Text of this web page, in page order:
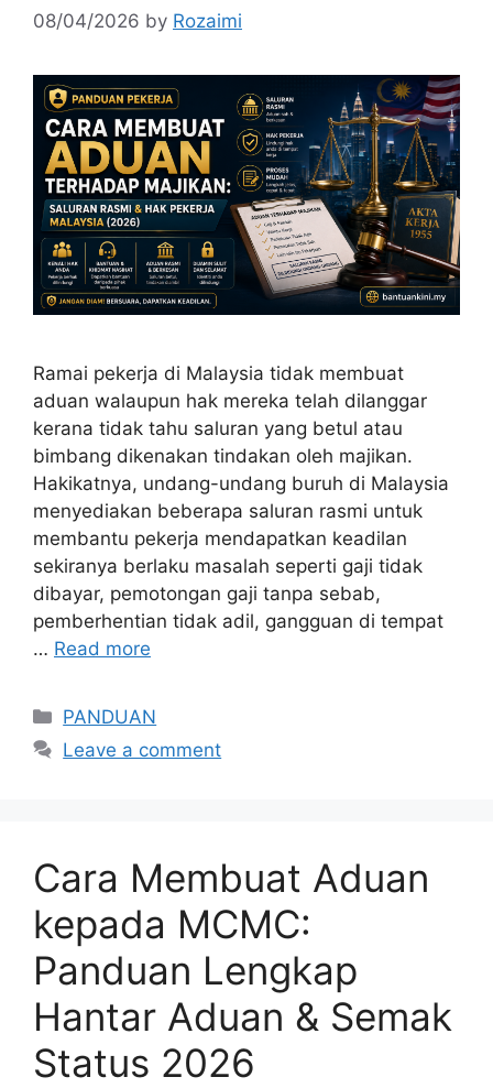
08/04/2026 by Rozaimi
Ramai pekerja di Malaysia tidak membuat
aduan walaupun hak mereka telah dilanggar
kerana tidak tahu saluran yang betul atau
bimbang dikenakan tindakan oleh majikan.
Hakikatnya, undang-undang buruh di Malaysia
menyediakan beberapa saluran rasmi untuk
membantu pekerja mendapatkan keadilan
sekiranya berlaku masalah seperti gaji tidak
dibayar, pemotongan gaji tanpa sebab,
pemberhentian tidak adil, gangguan di tempat
… Read more
Categories
PANDUAN
Leave a comment
Cara Membuat Aduan
kepada MCMC:
Panduan Lengkap
Hantar Aduan & Semak
Status 2026